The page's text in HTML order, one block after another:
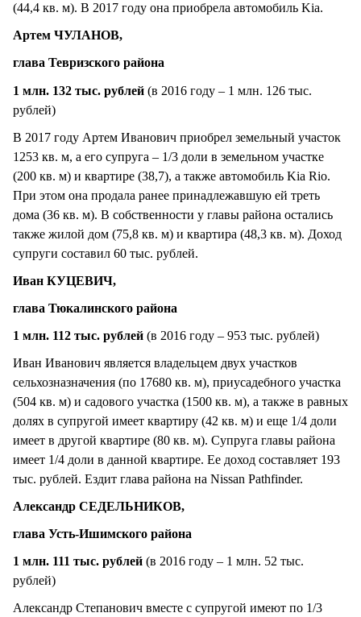
(44,4 кв. м). В 2017 году она приобрела автомобиль Kia.
Артем ЧУЛАНОВ,
глава Тевризского района
1 млн. 132 тыс. рублей (в 2016 году – 1 млн. 126 тыс.
рублей)
В 2017 году Артем Иванович приобрел земельный участок
1253 кв. м, а его супруга – 1/3 доли в земельном участке
(200 кв. м) и квартире (38,7), а также автомобиль Kia Rio.
При этом она продала ранее принадлежавшую ей треть
дома (36 кв. м). В собственности у главы района остались
также жилой дом (75,8 кв. м) и квартира (48,3 кв. м). Доход
супруги составил 60 тыс. рублей.
Иван КУЦЕВИЧ,
глава Тюкалинского района
1 млн. 112 тыс. рублей (в 2016 году – 953 тыс. рублей)
Иван Иванович является владельцем двух участков
сельхозназначения (по 17680 кв. м), приусадебного участка
(504 кв. м) и садового участка (1500 кв. м), а также в равных
долях в супругой имеет квартиру (42 кв. м) и еще 1/4 доли
имеет в другой квартире (80 кв. м). Супруга главы района
имеет 1/4 доли в данной квартире. Ее доход составляет 193
тыс. рублей. Ездит глава района на Nissan Pathfinder.
Александр СЕДЕЛЬНИКОВ,
глава Усть-Ишимского района
1 млн. 111 тыс. рублей (в 2016 году – 1 млн. 52 тыс.
рублей)
Александр Степанович вместе с супругой имеют по 1/3